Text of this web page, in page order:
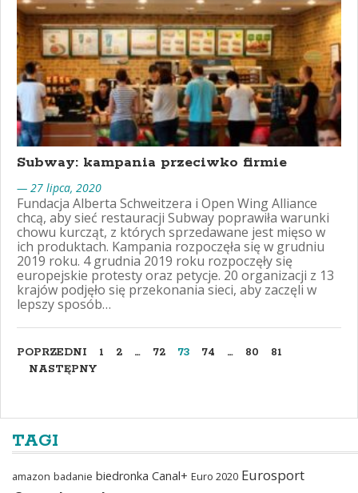
Subway: kampania przeciwko firmie
— 27 lipca, 2020
Fundacja Alberta Schweitzera i Open Wing Alliance
chcą, aby sieć restauracji Subway poprawiła warunki
chowu kurcząt, z których sprzedawane jest mięso w
ich produktach. Kampania rozpoczęła się w grudniu
2019 roku. 4 grudnia 2019 roku rozpoczęły się
europejskie protesty oraz petycje. 20 organizacji z 13
krajów podjęło się przekonania sieci, aby zaczęli w
lepszy sposób…
POPRZEDNI 1 2 … 72 73 74 … 80
81
NASTĘPNY
TAGI
amazon badanie biedronka Canal+ Euro 2020 Eurosport